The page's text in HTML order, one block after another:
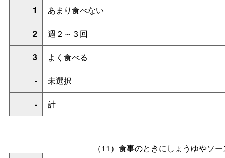
1
あまり食べない
2 週２～３回
3 よく食べる
- 未選択
- 計
（11）食事のときにしょうゆやソ